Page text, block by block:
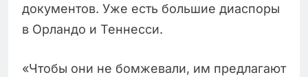
документов. Уже есть большие диаспоры
в Орландо и Теннесси.
«Чтобы они не бомжевали, им предлагают